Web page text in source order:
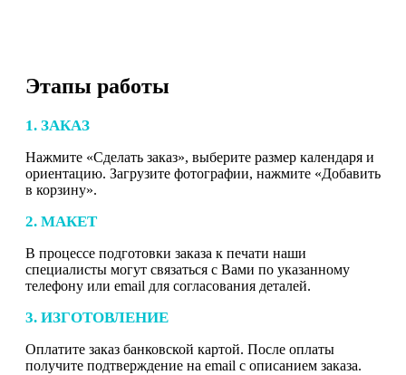
Этапы работы
1. ЗАКАЗ
Нажмите «Сделать заказ», выберите размер календаря и
ориентацию. Загрузите фотографии, нажмите «Добавить
в корзину».
2. МАКЕТ
В процессе подготовки заказа к печати наши
специалисты могут связаться с Вами по указанному
телефону или email для согласования деталей.
3. ИЗГОТОВЛЕНИЕ
Оплатите заказ банковской картой. После оплаты
получите подтверждение на email с описанием заказа.